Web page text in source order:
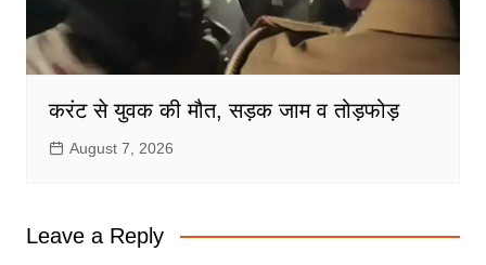
करंट से युवक की मौत, सड़क जाम व तोड़फोड़
August 7, 2026
Leave a Reply